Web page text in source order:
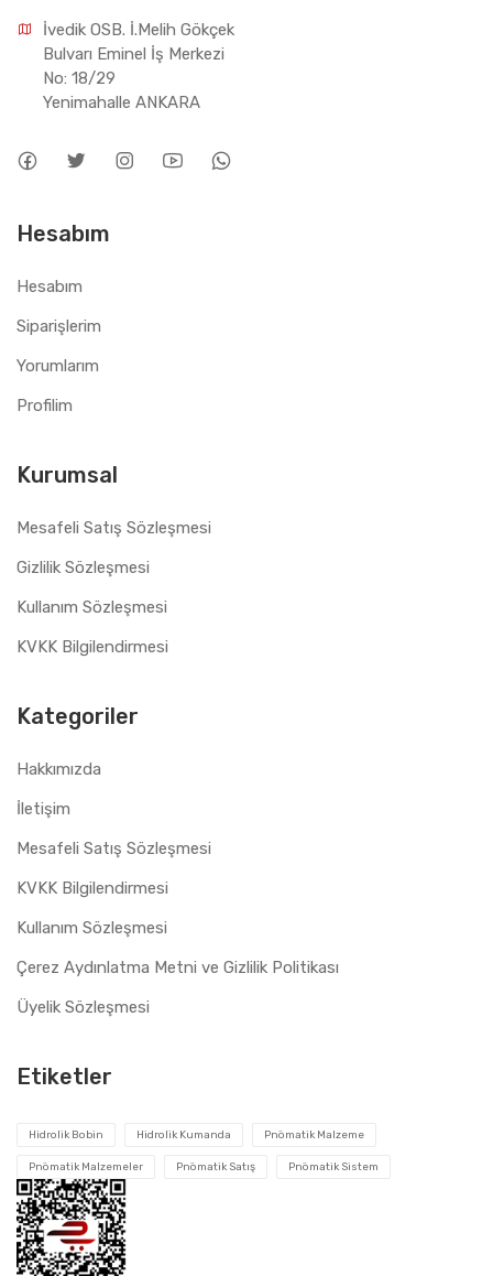
İvedik OSB. İ.Melih Gökçek
Bulvarı Eminel İş Merkezi
No: 18/29
Yenimahalle ANKARA
Hesabım
Hesabım
Siparişlerim
Yorumlarım
Profilim
Kurumsal
Mesafeli Satış Sözleşmesi
Gizlilik Sözleşmesi
Kullanım Sözleşmesi
KVKK Bilgilendirmesi
Kategoriler
Hakkımızda
İletişim
Mesafeli Satış Sözleşmesi
KVKK Bilgilendirmesi
Kullanım Sözleşmesi
Çerez Aydınlatma Metni ve Gizlilik Politikası
Üyelik Sözleşmesi
Etiketler
Hidrolik Bobin Hidrolik Kumanda Pnömatik Malzeme
Pnömatik Malzemeler Pnömatik Satış Pnömatik Sistem